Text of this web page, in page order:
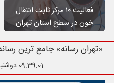
فعالیت ۱۰ مرکز ثابت انتقال
خون در سطح استان تهران
«تهران رسانه» جامع ترین رسانه
09:39:02 دوشنبه